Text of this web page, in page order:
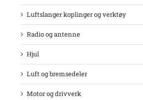
Luftslanger koplinger og verktøy
Radio og antenne
Hjul
Luft og bremsedeler
Motor og drivverk